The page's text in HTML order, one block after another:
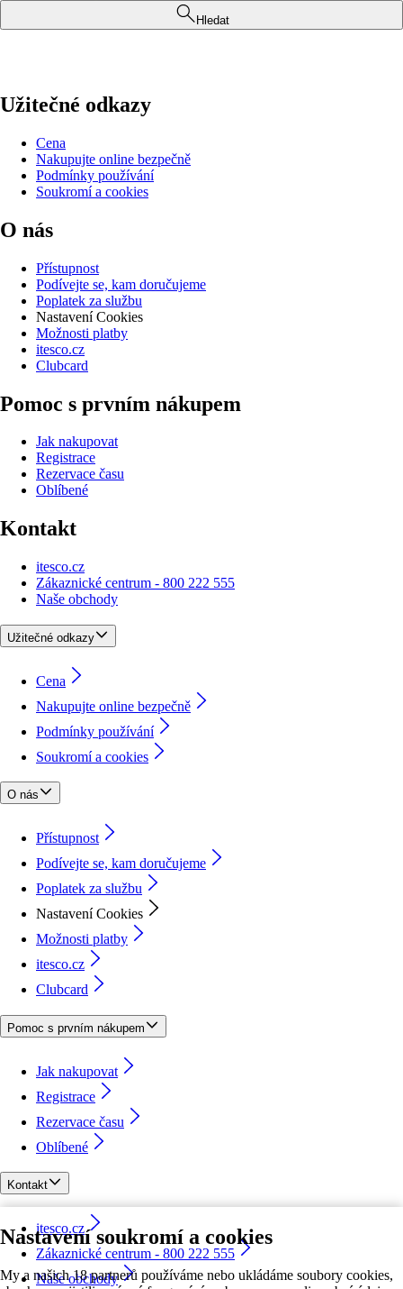
Nastavení soukromí a cookies
My a našich 18 partnerů používáme nebo ukládáme soubory cookies,
Hledat
Užitečné odkazy
Cena
Nakupujte online bezpečně
Podmínky používání
Soukromí a cookies
O nás
Přístupnost
Podívejte se, kam doručujeme
Poplatek za službu
Nastavení Cookies
Možnosti platby
itesco.cz
Clubcard
Pomoc s prvním nákupem
Jak nakupovat
Registrace
Rezervace času
Oblíbené
Kontakt
itesco.cz
Zákaznické centrum - 800 222 555
Naše obchody
Užitečné odkazy
Cena
Nakupujte online bezpečně
Podmínky používání
Soukromí a cookies
O nás
Přístupnost
Podívejte se, kam doručujeme
Poplatek za službu
Nastavení Cookies
Možnosti platby
itesco.cz
Clubcard
Pomoc s prvním nákupem
Jak nakupovat
Registrace
Rezervace času
Oblíbené
Kontakt
itesco.cz
Zákaznické centrum - 800 222 555
Naše obchody